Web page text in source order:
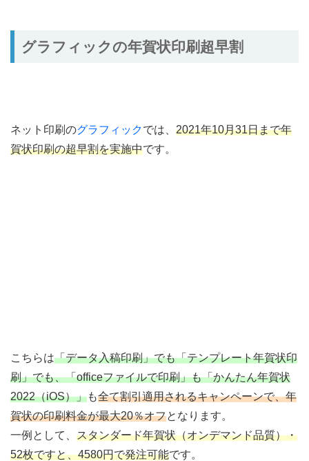
グラフィックの年賀状印刷超早割
ネット印刷のグラフィックでは、 2021年10月31日まで年
賀状印刷の超早割を実施中です。
こちらは「データ入稿印刷」でも「テンプレート年賀状印
刷」でも、「officeファイルで印刷」も「かんたん年賀状
2022（iOS）」も全て割引適用されるキャンペーンで、年
賀状の印刷料金が最大20％オフとなります。
一例として、 スタンダード年賀状（オンデマンド品質）・
52枚ですと、4580円で発注可能です。